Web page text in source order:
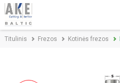
Titulinis Frezos Kotinės frezos